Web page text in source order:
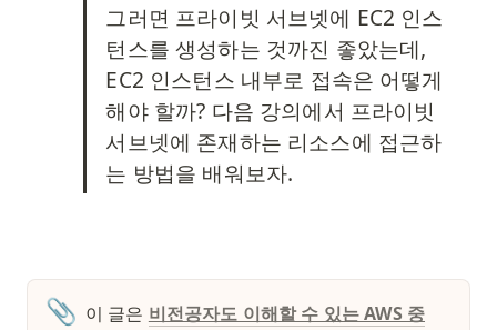
그러면 프라이빗 서브넷에 EC2 인스
턴스를 생성하는 것까진 좋았는데,
EC2 인스턴스 내부로 접속은 어떻게
해야 할까? 다음 강의에서 프라이빗
서브넷에 존재하는 리소스에 접근하
는 방법을 배워보자.
📎 이 글은 비전공자도 이해할 수 있는 AWS 중